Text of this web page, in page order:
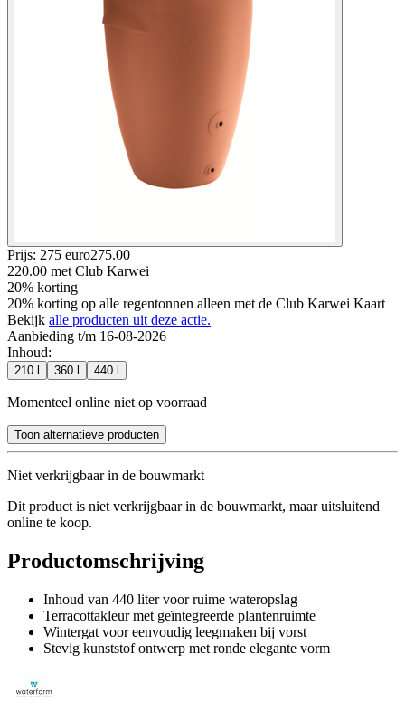
Prijs: 275 euro275.00
220.00 met Club Karwei
20% korting
20% korting op alle regentonnen alleen met de Club Karwei Kaart
Bekijk alle producten uit deze actie.
Aanbieding t/m 16-08-2026
Inhoud:
210 l 360 l 440 l
Momenteel online niet op voorraad
Toon alternatieve producten
Niet verkrijgbaar in de bouwmarkt
Dit product is niet verkrijgbaar in de bouwmarkt, maar uitsluitend
online te koop.
Productomschrijving
Inhoud van 440 liter voor ruime wateropslag
Terracottakleur met geïntegreerde plantenruimte
Wintergat voor eenvoudig leegmaken bij vorst
Stevig kunststof ontwerp met ronde elegante vorm